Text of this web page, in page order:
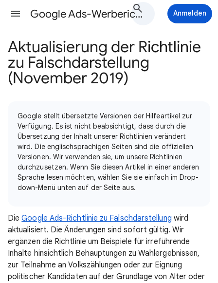
Google Ads-Werberichtlinien-Hilfe Anmelden
Aktualisierung der Richtlinie
zu Falschdarstellung
(November 2019)
Google stellt übersetzte Versionen der Hilfeartikel zur
Verfügung. Es ist nicht beabsichtigt, dass durch die
Übersetzung der Inhalt unserer Richtlinien verändert
wird. Die englischsprachigen Seiten sind die offiziellen
Versionen. Wir verwenden sie, um unsere Richtlinien
durchzusetzen. Wenn Sie diesen Artikel in einer anderen
Sprache lesen möchten, wählen Sie sie einfach im Drop-
down-Menü unten auf der Seite aus.
DieGoogle Ads-Richtlinie zu Falschdarstellung wird
aktualisiert. Die Änderungen sind sofort gültig. Wir
ergänzen die Richtlinie um Beispiele für irreführende
Inhalte hinsichtlich Behauptungen zu Wahlergebnissen,
zur Teilnahme an Volkszählungen oder zur Eignung
politischer Kandidaten auf der Grundlage von Alter oder